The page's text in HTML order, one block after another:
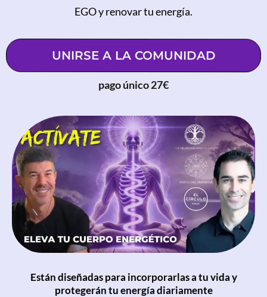
EGO y renovar tu energía.
UNIRSE A LA COMUNIDAD
pago único 27€
Están diseñadas para incorporarlas a tu vida y
protegerán tu energía diariamente